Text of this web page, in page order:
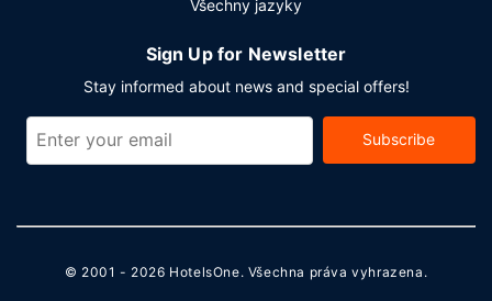
Všechny jazyky
Sign Up for Newsletter
Stay informed about news and special offers!
Subscribe
© 2001 - 2026 HotelsOne. Všechna práva vyhrazena.